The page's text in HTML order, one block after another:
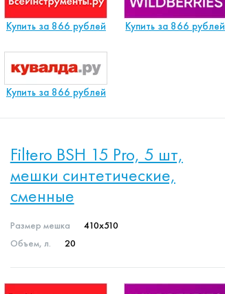
Купить за 866 рублей Купить за 866 рублей
Купить за 866 рублей
Filtero BSH 15 Pro, 5 шт,
мешки синтетические,
сменные
Размер мешка
410x510
Объем, л.
20